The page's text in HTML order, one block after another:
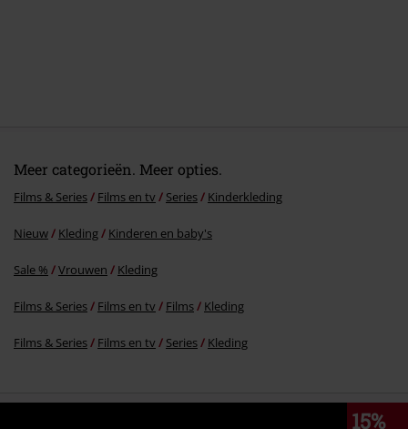
Meer categorieën. Meer opties.
Films & Series Films en tv Series Kinderkleding
Nieuw Kleding Kinderen en baby's
Sale % Vrouwen Kleding
Films & Series Films en tv Films Kleding
Films & Series Films en tv Series Kleding
15%